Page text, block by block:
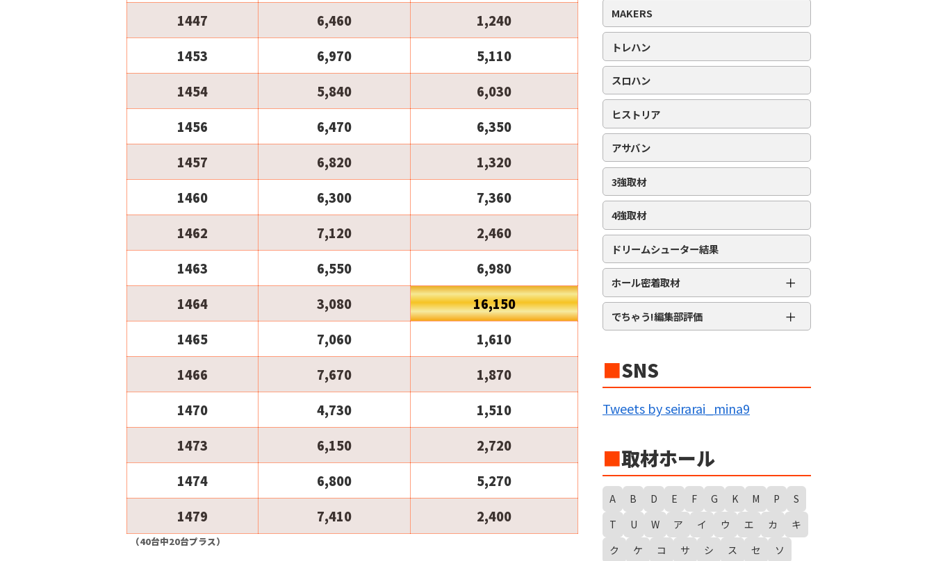
1447
6,460
1,240
1453
6,970
5,110
1454
5,840
6,030
1456
6,470
6,350
1457
6,820
1,320
1460
6,300
7,360
1462
7,120
2,460
1463
6,550
6,980
1464
3,080
16,150
1465
7,060
1,610
1466
7,670
1,870
1470
4,730
1,510
1473
6,150
2,720
1474
6,800
5,270
1479
7,410 2,400
（40台中20台プラス）
PICK番付
MAKERS
トレハン
スロハン
ヒストリア
アサバン
3強取材
4強取材
ドリームシューター結果
ホール密着取材 ＋
APRO流星群取材
三大天
久留米ジャック
BIG BANG
回胴の極意
WANTED WONDERLAND
ギガスラッシュ
超ギガスラッシュ
新春スタートダッシュ取材
GRAND WARS-新店実践録-
SUGEEEEEEE!
でちゃう!編集部評価 ＋
★★★★
★★★
★★
■SNS
Tweets by seirarai_mina9
■取材ホール
A B D E F G K M P
S
T
U W ア イ ウ エ カ
キ
ク
ケ コ サ シ ス セ
ソ